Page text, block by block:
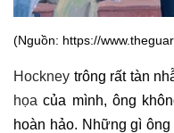
(Nguồn: https://
Hockney trông rất tàn
họa của mình, ông
hoàn hảo. Những gì